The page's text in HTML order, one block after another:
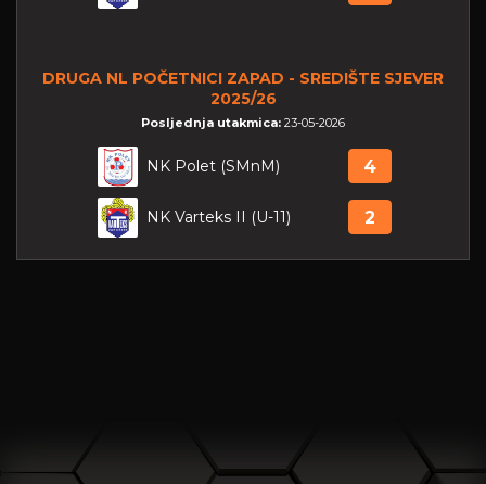
DRUGA NL POČETNICI ZAPAD - SREDIŠTE SJEVER
2025/26
Posljednja utakmica: 23-05-2026
NK Polet (SMnM) 4
NK Varteks II (U-11) 2